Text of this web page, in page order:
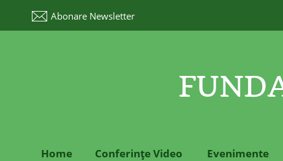
Abonare Newsletter
Home Conferinţe Video Evenimente